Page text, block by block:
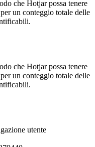
che Hotjar possa tenere
un conteggio totale delle
che Hotjar possa tenere
un conteggio totale delle
utente